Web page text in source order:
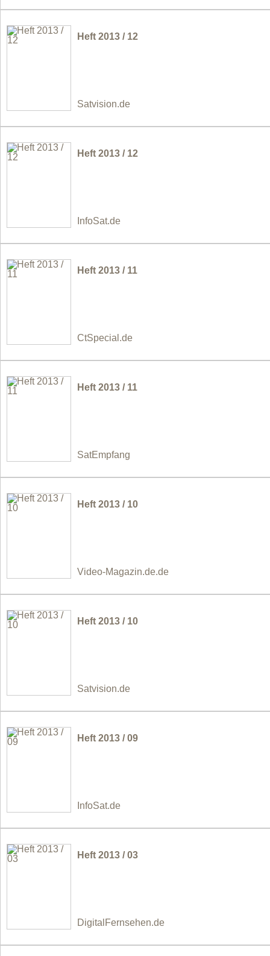
Heft 2013 / 12
Satvision.de
Heft 2013 / 12
InfoSat.de
Heft 2013 / 11
CtSpecial.de
Heft 2013 / 11
SatEmpfang
Heft 2013 / 10
Video-Magazin.de.de
Heft 2013 / 10
Satvision.de
Heft 2013 / 09
InfoSat.de
Heft 2013 / 03
DigitalFernsehen.de